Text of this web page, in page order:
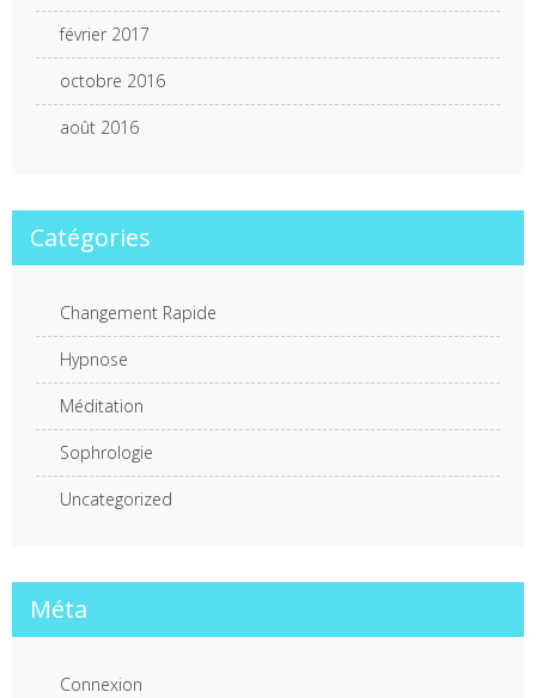
février 2017
octobre 2016
août 2016
Catégories
Changement Rapide
Hypnose
Méditation
Sophrologie
Uncategorized
Méta
Connexion